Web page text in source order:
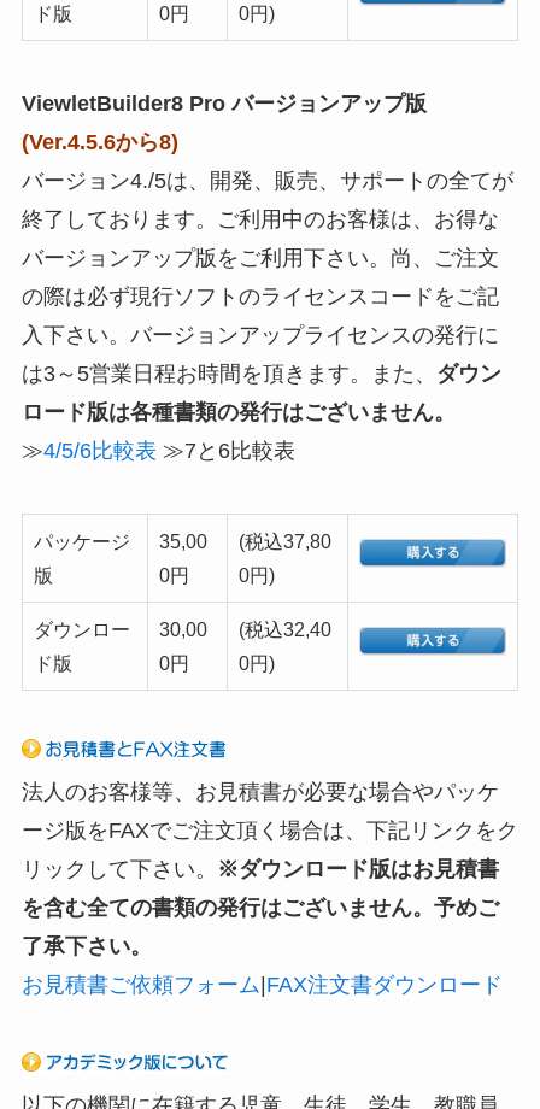
ド版
0円
0円)
ViewletBuilder8 Pro バージョンアップ版
(Ver.4.5.6から8)
バージョン4./5は、開発、販売、サポートの全てが
終了しております。ご利用中のお客様は、お得な
バージョンアップ版をご利用下さい。尚、ご注文
の際は必ず現行ソフトのライセンスコードをご記
入下さい。バージョンアップライセンスの発行に
は3～5営業日程お時間を頂きます。また、 ダウン
ロード版は各種書類の発行はございません。
≫4/5/6比較表 ≫7と6比較表
パッケージ
版
35,00
0円
(税込37,80
0円)
ダウンロー
ド版
30,00
0円
(税込32,40
0円)
法人のお客様等、お見積書が必要な場合やパッケ
ージ版をFAXでご注文頂く場合は、下記リンクをク
リックして下さい。
※ダウンロード版はお見積書
を含む全ての書類の発行はございません。予めご
了承下さい。
お見積書ご依頼フォーム|FAX注文書ダウンロード